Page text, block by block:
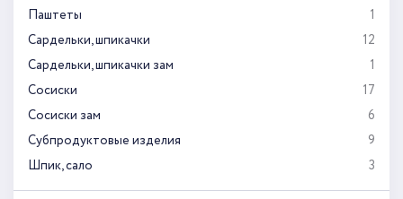
Паштеты
1
Сардельки, шпикачки
12
Сардельки, шпикачки зам
1
Сосиски
17
Сосиски зам
6
Субпродуктовые изделия
9
Шпик, сало
3